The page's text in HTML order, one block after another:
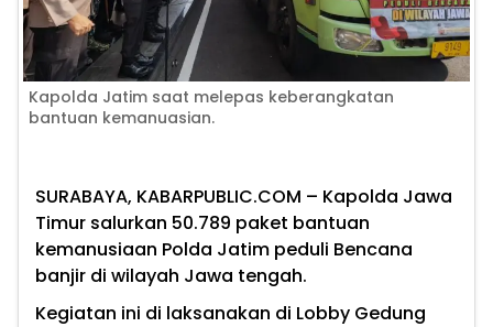
Kapolda Jatim saat melepas keberangkatan
bantuan kemanuasian.
SURABAYA, KABARPUBLIC.COM – Kapolda Jawa
Timur salurkan 50.789 paket bantuan
kemanusiaan Polda Jatim peduli Bencana
banjir di wilayah Jawa tengah.
Kegiatan ini di laksanakan di Lobby Gedung